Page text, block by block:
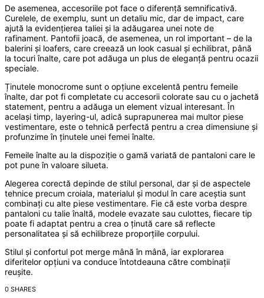
De asemenea, accesoriile pot face o diferență semnificativă.
Curelele, de exemplu, sunt un detaliu mic, dar de impact, care
ajută la evidențierea taliei și la adăugarea unei note de
rafinament. Pantofii joacă, de asemenea, un rol important – de la
balerini și loafers, care creează un look casual și echilibrat, până
la tocuri înalte, care pot adăuga un plus de eleganță pentru ocazii
speciale.
Ținutele monocrome sunt o opțiune excelentă pentru femeile
înalte, dar pot fi completate cu accesorii colorate sau cu o jachetă
statement, pentru a adăuga un element vizual interesant. În
același timp, layering-ul, adică suprapunerea mai multor piese
vestimentare, este o tehnică perfectă pentru a crea dimensiune și
profunzime în ținutele unei femei înalte.
Femeile înalte au la dispoziție o gamă variată de pantaloni care le
pot pune în valoare silueta.
Alegerea corectă depinde de stilul personal, dar și de aspectele
tehnice precum croiala, materialul și modul în care aceștia sunt
combinați cu alte piese vestimentare. Fie că este vorba despre
pantaloni cu talie înaltă, modele evazate sau culottes, fiecare tip
poate fi adaptat pentru a crea o ținută care să reflecte
personalitatea și să echilibreze proporțiile corpului.
Stilul și confortul pot merge mână în mână, iar explorarea
diferitelor opțiuni va conduce întotdeauna către combinații
reușite.
0 SHARES